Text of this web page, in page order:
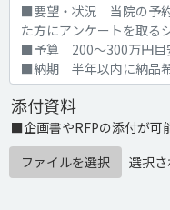
添付資料
■企画書やRFPの添付が可
ファイルを選択
選択